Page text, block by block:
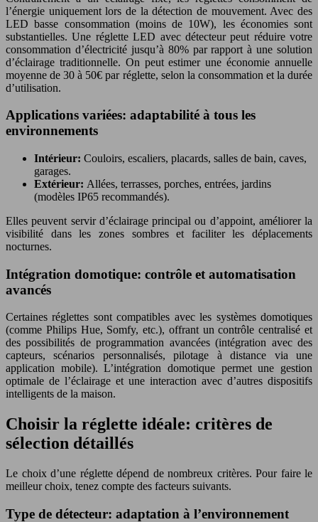
l’énergie uniquement lors de la détection de mouvement. Avec des
LED basse consommation (moins de 10W), les économies sont
substantielles. Une réglette LED avec détecteur peut réduire votre
consommation d’électricité jusqu’à 80% par rapport à une solution
d’éclairage traditionnelle. On peut estimer une économie annuelle
moyenne de 30 à 50€ par réglette, selon la consommation et la durée
d’utilisation.
Applications variées: adaptabilité à tous les
environnements
Intérieur: Couloirs, escaliers, placards, salles de bain, caves,
garages.
Extérieur: Allées, terrasses, porches, entrées, jardins
(modèles IP65 recommandés).
Elles peuvent servir d’éclairage principal ou d’appoint, améliorer la
visibilité dans les zones sombres et faciliter les déplacements
nocturnes.
Intégration domotique: contrôle et automatisation
avancés
Certaines réglettes sont compatibles avec les systèmes domotiques
(comme Philips Hue, Somfy, etc.), offrant un contrôle centralisé et
des possibilités de programmation avancées (intégration avec des
capteurs, scénarios personnalisés, pilotage à distance via une
application mobile). L’intégration domotique permet une gestion
optimale de l’éclairage et une interaction avec d’autres dispositifs
intelligents de la maison.
Choisir la réglette idéale: critères de
sélection détaillés
Le choix d’une réglette dépend de nombreux critères. Pour faire le
meilleur choix, tenez compte des facteurs suivants.
Type de détecteur: adaptation à l’environnement